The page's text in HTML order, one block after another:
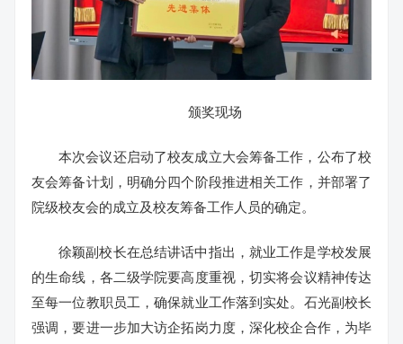
颁奖现场
本次会议还启动了校友成立大会筹备工作，公布了校
友会筹备计划，明确分四个阶段推进相关工作，并部署了
院级校友会的成立及校友筹备工作人员的确定。
徐颖副校长在总结讲话中指出，就业工作是学校发展
的生命线，各二级学院要高度重视，切实将会议精神传达
至每一位教职员工，确保就业工作落到实处。石光副校长
强调，要进一步加大访企拓岗力度，深化校企合作，为毕